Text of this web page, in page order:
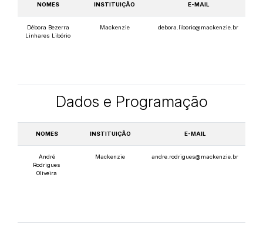
NOMES INSTITUIÇÃO E-MAIL
Débora Bezerra
Linhares Libório
Mackenzie debora.liborio@mackenzie.br
Dados e Programação
NOMES INSTITUIÇÃO E-MAIL
André
Rodrigues
Oliveira
Mackenzie andre.rodrigues@mackenzie.br